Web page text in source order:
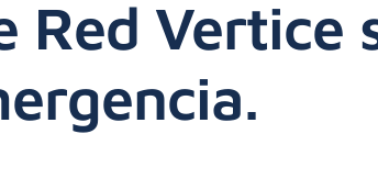
Red Vertice